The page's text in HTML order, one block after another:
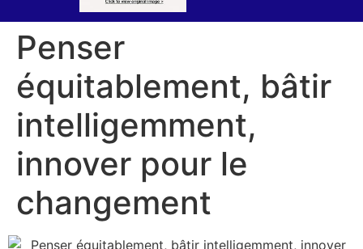
Penser
équitablement, bâtir
intelligemment,
innover pour le
changement